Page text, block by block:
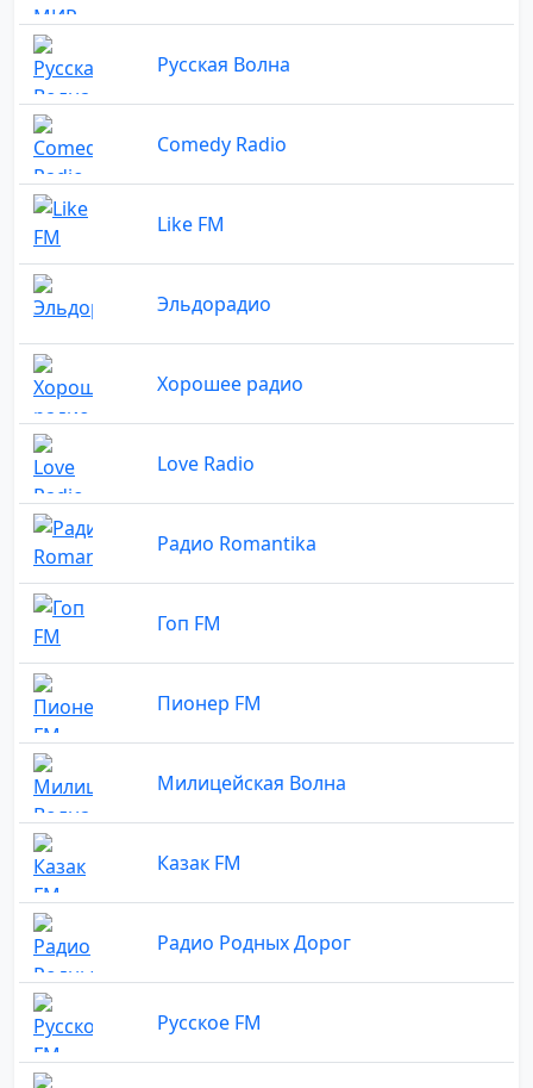
Русская Волна
Comedy Radio
Like FM
Эльдорадио
Хорошее радио
Love Radio
Радио Romantika
Гоп FM
Пионер FM
Милицейская Волна
Казак FM
Радио Родных Дорог
Русское FM